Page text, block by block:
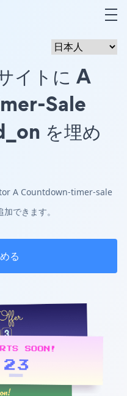
イトに A
Sale
を埋め
A Countdown-timer-sale
できます。
る